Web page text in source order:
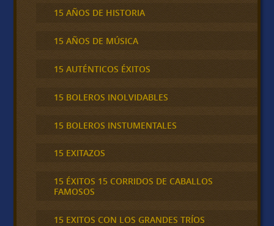
15 AÑOS DE HISTORIA
15 AÑOS DE MÚSICA
15 AUTÉNTICOS ÉXITOS
15 BOLEROS INOLVIDABLES
15 BOLEROS INSTUMENTALES
15 EXITAZOS
15 ÉXITOS 15 CORRIDOS DE CABALLOS
FAMOSOS
15 EXITOS CON LOS GRANDES TRÍOS